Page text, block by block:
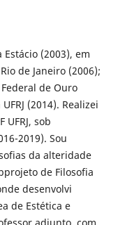
(2003), em
de Janeiro (2006);
de Ouro
(2014). Realizei
UFRJ, sob
2019). Sou
da alteridade
de Filosofia
desenvolvi
de Estética e